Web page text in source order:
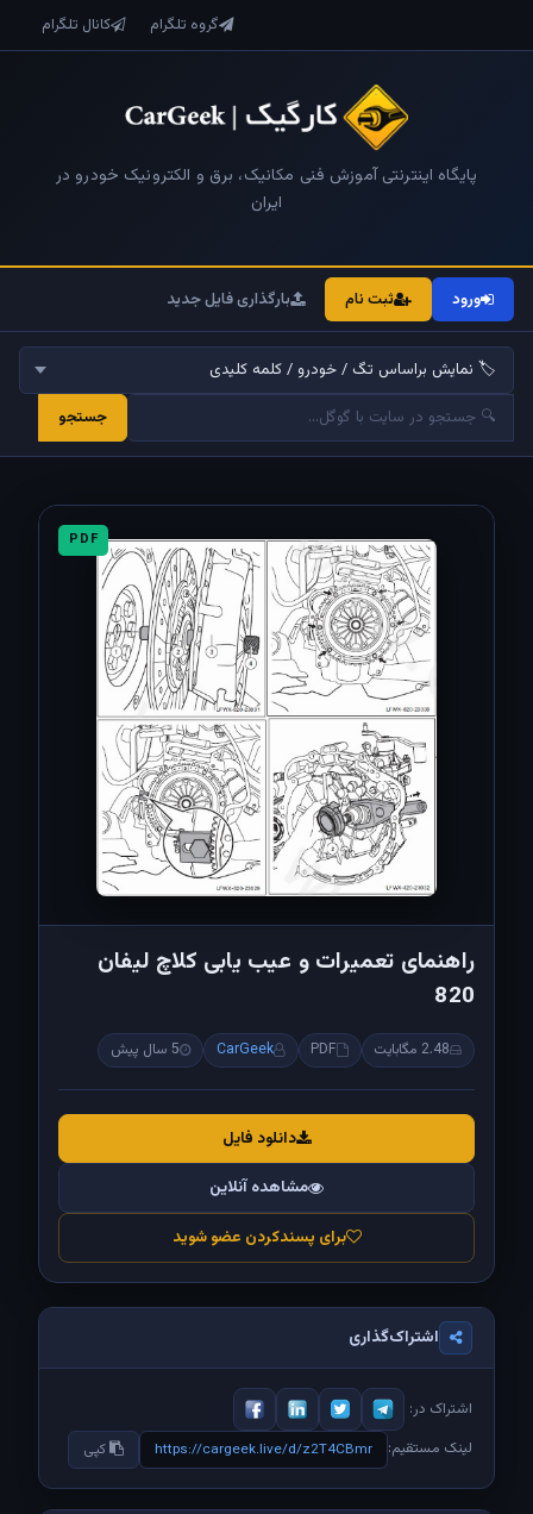
گروه تلگرام کانال تلگرام
پایگاه اینترنتی آموزش فنی مکانیک، برق و الکترونیک خودرو در
ایران
ورود ثبت نام بارگذاری فایل جدید
جستجو
PDF
راهنمای تعمیرات و عیب یابی کلاچ لیفان
820
2.48 مگابایت PDF
CarGeek 5 سال پیش
دانلود فایل
مشاهده آنلاین
برای پسندکردن عضو شوید
اشتراک‌گذاری
اشتراک در:
لینک مستقیم: https://cargeek.live/d/z2T4CBmr کپی